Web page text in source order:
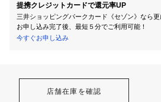
提携クレジットカードで還元率UP
三井ショッピングパークカード《セゾン》なら更
お申し込み完了後、最短５分でご利用可能！
今すぐお申し込み
店舗在庫を確認